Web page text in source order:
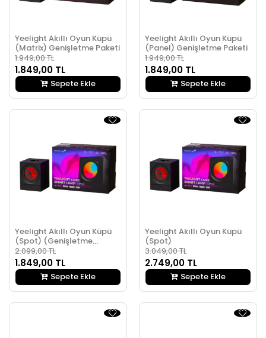
Yeelight Akıllı Oyun Küpü
(Matrix) Genişletme Paketi
1.949,00 TL
1.849,00 TL
Sepete Ekle
Yeelight Akıllı Oyun Küpü
(Panel) Genişletme Paketi
1.949,00 TL
1.849,00 TL
Sepete Ekle
Yeelight Akıllı Oyun Küpü
(Spot) (Genişletme
Paketi)
2.099,00 TL
1.849,00 TL
Sepete Ekle
Yeelight Akıllı Oyun Küpü
(Spot)
3.049,00 TL
2.749,00 TL
Sepete Ekle